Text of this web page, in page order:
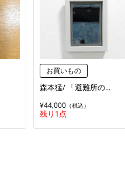
お買いもの
森本猛/ 「避難所の...
¥44,000 （税込）
残り1点